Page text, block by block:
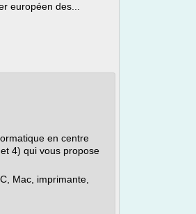
européen des...
en centre
4) qui vous propose
Mac, imprimante,